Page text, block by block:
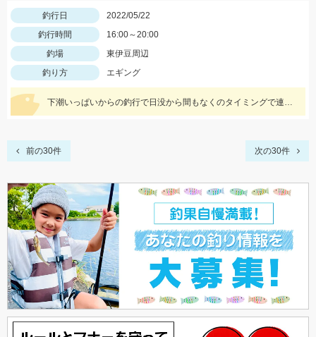
釣行日
2022/05/22
釣行時間
16:00～20:00
釣場
東伊豆周辺
釣り方
エギング
下潮いっぱいからの釣行で日没から間もなくのタイミングで連発しました。
前の30件 次の30件